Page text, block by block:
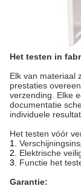
Het testen in
Elk van materiaal
prestaties
verzending. Elke
documentatie
individuele
Het testen vóór
1.
2. Elektrische
3. Functie het
Garantie: